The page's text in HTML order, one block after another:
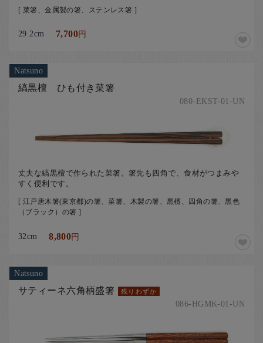
[ 菜箸、金属製の箸、ステンレス箸 ]
29.2cm 7,700円
Natsuno
縞黒檀 ひも付き菜箸
080-EKST-01-UN
丈夫な縞黒檀で作られた菜箸。箸先も四角で、食材がつまみや
すく便利です。
[ 江戸唐木箸(東京都)の箸、菜箸、木製の箸、黒檀、四角の箸、黒色
（ブラック）の箸 ]
32cm 8,800円
Natsuno
サティーネ六角柄盛箸 残りわずか
086-HGMK-01-UN